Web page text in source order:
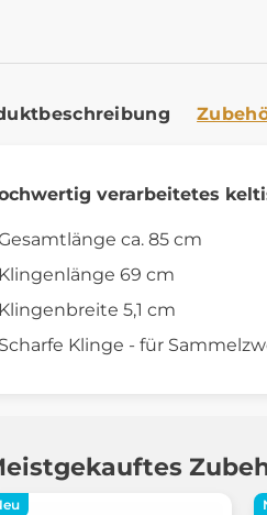
verarbeitetes
ca. 85 cm
Klingenlänge 69 cm
Klingenbreite 5,1 cm
Scharfe Klinge - für